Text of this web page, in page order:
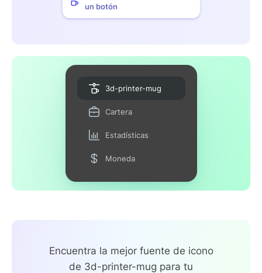
un botón
3d-printer-mug
Cartera
Estadísticas
Moneda
Encuentra la mejor fuente de icono
de 3d-printer-mug para tu